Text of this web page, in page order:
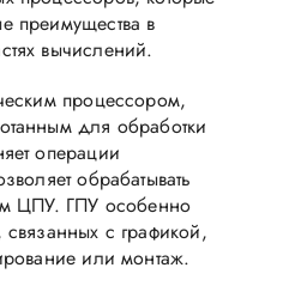
преимущества в
вычислений.
процессором,
для обработки
операции
обрабатывать
ЦПУ. ГПУ особенно
с графикой,
или монтаж.